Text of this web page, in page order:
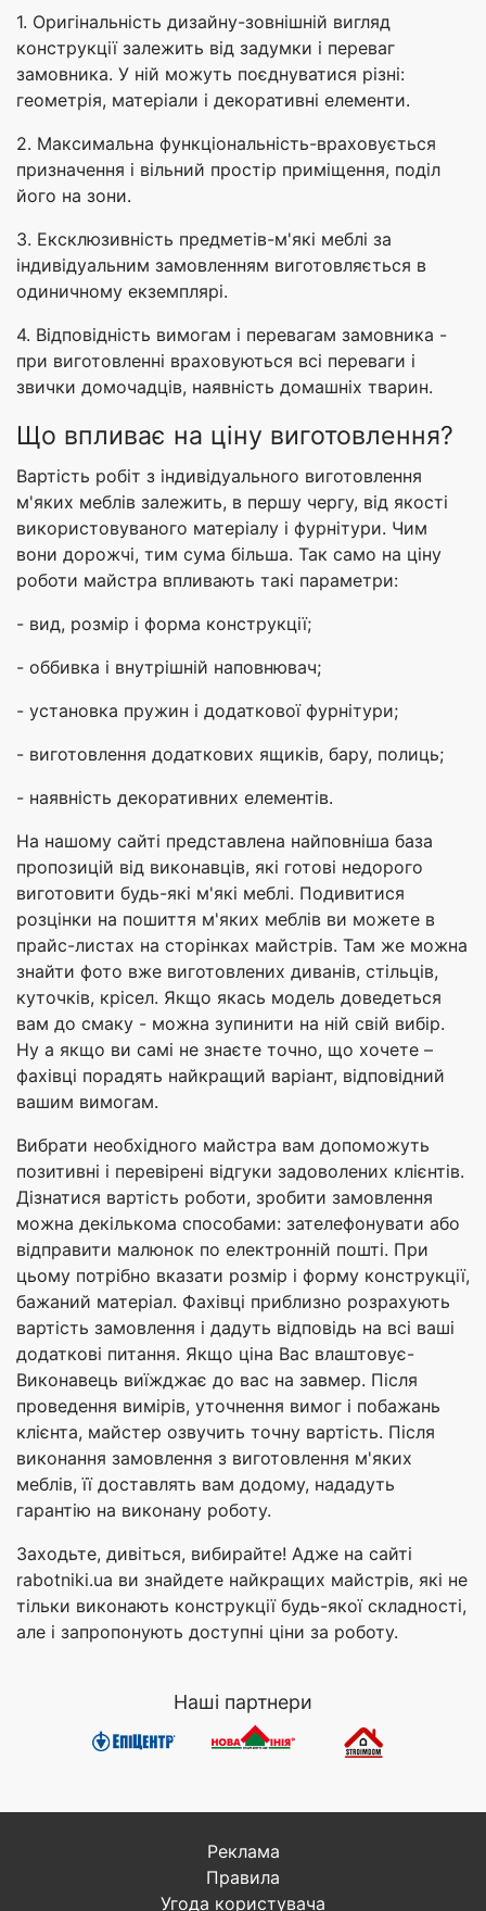
1. Оригінальність дизайну-зовнішній вигляд
конструкції залежить від задумки і переваг
замовника. У ній можуть поєднуватися різні:
геометрія, матеріали і декоративні елементи.
2. Максимальна функціональність-враховується
призначення і вільний простір приміщення, поділ
його на зони.
3. Ексклюзивність предметів-м'які меблі за
індивідуальним замовленням виготовляється в
одиничному екземплярі.
4. Відповідність вимогам і перевагам замовника -
при виготовленні враховуються всі переваги і
звички домочадців, наявність домашніх тварин.
Що впливає на ціну виготовлення?
Вартість робіт з індивідуального виготовлення
м'яких меблів залежить, в першу чергу, від якості
використовуваного матеріалу і фурнітури. Чим
вони дорожчі, тим сума більша. Так само на ціну
роботи майстра впливають такі параметри:
- вид, розмір і форма конструкції;
- оббивка і внутрішній наповнювач;
- установка пружин і додаткової фурнітури;
- виготовлення додаткових ящиків, бару, полиць;
- наявність декоративних елементів.
На нашому сайті представлена найповніша база
пропозицій від виконавців, які готові недорого
виготовити будь-які м'які меблі. Подивитися
розцінки на пошиття м'яких меблів ви можете в
прайс-листах на сторінках майстрів. Там же можна
знайти фото вже виготовлених диванів, стільців,
куточків, крісел. Якщо якась модель доведеться
вам до смаку - можна зупинити на ній свій вибір.
Ну а якщо ви самі не знаєте точно, що хочете –
фахівці порадять найкращий варіант, відповідний
вашим вимогам.
Вибрати необхідного майстра вам допоможуть
позитивні і перевірені відгуки задоволених клієнтів.
Дізнатися вартість роботи, зробити замовлення
можна декількома способами: зателефонувати або
відправити малюнок по електронній пошті. При
цьому потрібно вказати розмір і форму конструкції,
бажаний матеріал. Фахівці приблизно розрахують
вартість замовлення і дадуть відповідь на всі ваші
додаткові питання. Якщо ціна Вас влаштовує-
Виконавець виїжджає до вас на завмер. Після
проведення вимірів, уточнення вимог і побажань
клієнта, майстер озвучить точну вартість. Після
виконання замовлення з виготовлення м'яких
меблів, її доставлять вам додому, нададуть
гарантію на виконану роботу.
Заходьте, дивіться, вибирайте! Адже на сайті
rabotniki.ua ви знайдете найкращих майстрів, які не
тільки виконають конструкції будь-якої складності,
але і запропонують доступні ціни за роботу.
Наші партнери
Реклама
Правила
Угода користувача